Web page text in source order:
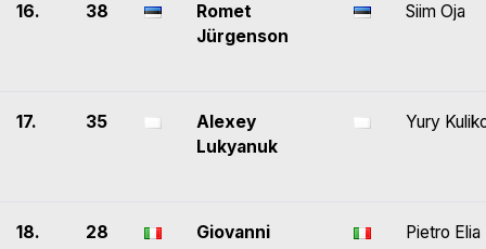
16. 38
Romet
Jürgenson
Siim Oja
17. 35
Alexey
Lukyanuk
Yury
18. 28
Giovanni
Pietro Elia